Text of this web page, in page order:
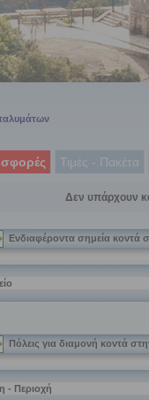
Τιμές - Πακέτα
Δεν υπάρχουν